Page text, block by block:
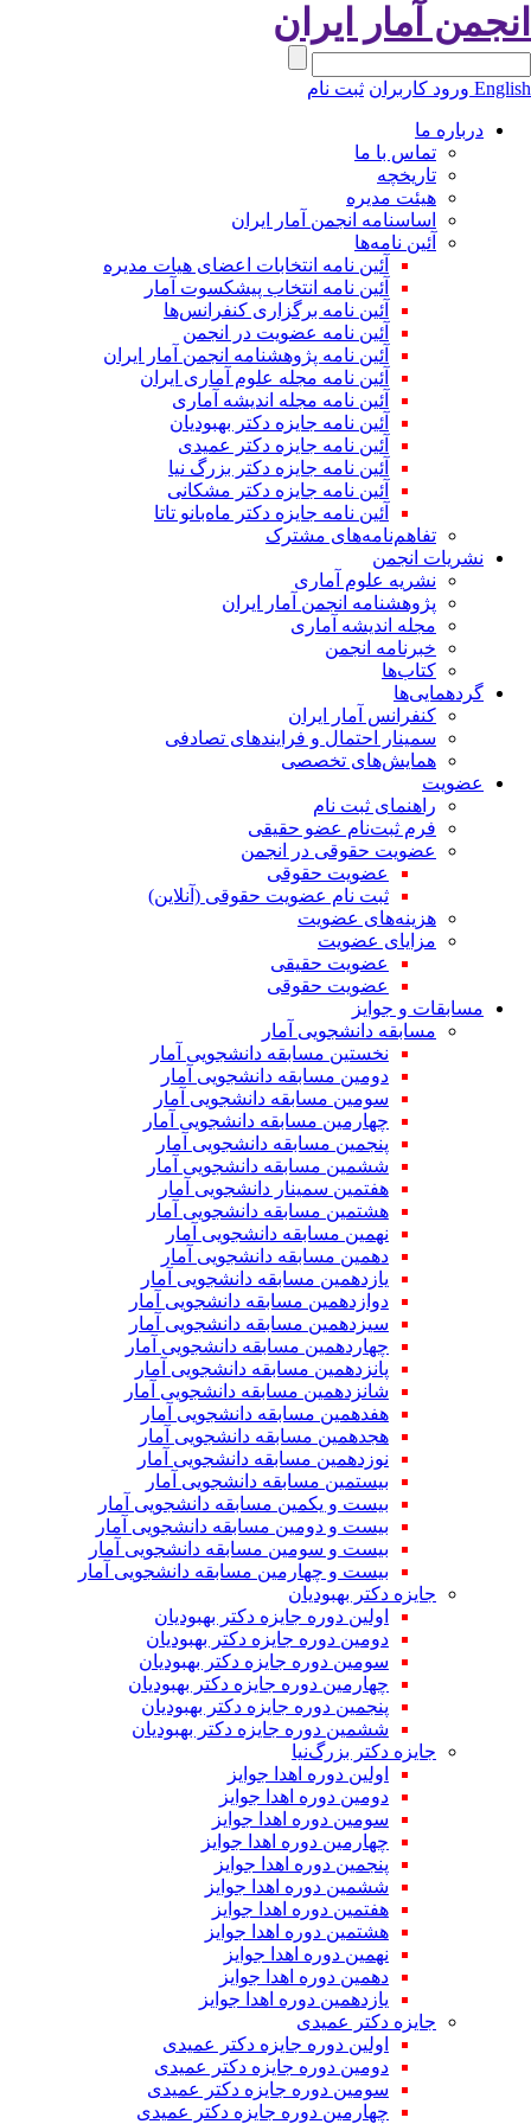
آمار ایران
ورود کاربران ثبت نام
درباره ما
تماس با ما
تاریخچه
هیئت مدیره
اساسنامه انجمن آمار ایران
آئین نامه‌ها
آئین نامه انتخابات اعضای هیات مدیره
آئین نامه انتخاب پیشکسوت آمار
آئین نامه برگزاری کنفرانس‌ها
آئین نامه عضویت در انجمن
آئین نامه پژوهشنامه انجمن آمار ایران
آئین نامه مجله علوم آماری ایران
آئین نامه مجله اندیشه آماری
آئین‌ نامه جایزه دکتر بهبودیان
آئین نامه جایزه دکتر عمیدی
آئین نامه جایزه دکتر بزرگ نیا
آئین نامه جایزه دکتر مشکانی
آئین نامه جایزه دکتر ماه‌بانو تاتا
تفاهم‌نامه‌های مشترک
نشریات انجمن
نشریه علوم آماری
پژوهشنامه انجمن آمار ایران
مجله اندیشه آماری
خبرنامه انجمن
کتاب‌ها
گردهمایی‌ها
کنفرانس آمار ایران
سمینار احتمال و فرایندهای تصادفی
همایش‌های تخصصی
عضویت
راهنمای ثبت نام
فرم ثبت‌نام عضو حقیقی
عضویت حقوقی در انجمن
عضویت حقوقی
ثبت نام عضویت حقوقی (آنلاین)
هزینه‌های عضویت
مزایای عضویت
عضویت حقیقی
عضویت حقوقی
مسابقات و جوایز
مسابقه دانشجویی آمار
نخستین مسابقه دانشجویی آمار
دومین مسابقه دانشجویی آمار
سومین مسابقه دانشجویی آمار
چهارمین مسابقه دانشجویی آمار
پنجمین مسابقه دانشجویی آمار
ششمین مسابقه دانشجویی آمار
هفتمین سمینار دانشجویی آمار
هشتمین مسابقه دانشجویی آمار
نهمین مسابقه دانشجویی آمار
دهمین مسابقه دانشجویی آمار
یازدهمین مسابقه دانشجویی آمار
دوازدهمین مسابقه دانشجویی آمار
سیزدهمین مسابقه دانشجویی آمار
چهاردهمین مسابقه دانشجویی آمار
پانزدهمین مسابقه دانشجویی آمار
شانزدهمین مسابقه دانشجویی آمار
هفدهمین مسابقه دانشجویی آمار
هجدهمین مسابقه دانشجویی آمار
نوزدهمین مسابقه دانشجویی آمار
بیستمین مسابقه دانشجویی آمار
بیست و یکمین مسابقه دانشجویی آمار
بیست و دومین مسابقه دانشجویی آمار
بیست و سومین مسابقه دانشجویی آمار
بیست و چهارمین مسابقه دانشجویی آمار
جایزه دکتر بهبودیان
اولین دوره جایزه دکتر بهبودیان
دومین دوره جایزه دکتر بهبودیان
سومین دوره جایزه دکتر بهبودیان
چهارمین دوره جایزه دکتر بهبودیان
پنجمین دوره جایزه دکتر بهبودیان
ششمین دوره جایزه دکتر بهبودیان
جایزه دکتر بزرگ‌نیا
اولین دوره اهدا جوایز
دومین دوره اهدا جوایز
سومین دوره اهدا جوایز
چهارمین دوره اهدا جوایز
پنجمین دوره اهدا جوایز
ششمین دوره اهدا جوایز
هفتمین دوره اهدا جوایز
هشتمین دوره اهدا جوایز
نهمین دوره اهدا جوایز
دهمین دوره اهدا جوایز
یازدهمین دوره اهدا جوایز
جایزه دکتر عمیدی
اولین دوره جایزه دکتر عمیدی
دومین دوره جایزه دکتر عمیدی
سومین دوره جایزه دکتر عمیدی
چهارمین دوره جایزه دکتر عمیدی